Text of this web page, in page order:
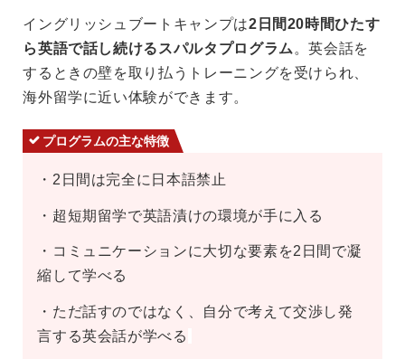
イングリッシュブートキャンプは2日間20時間ひたす
ら英語で話し続けるスパルタプログラム 。英会話を
するときの壁を取り払うトレーニングを受けられ、
海外留学に近い体験ができます。
プログラムの主な特徴
・2日間は完全に日本語禁止
・超短期留学で英語漬けの環境が手に入る
・コミュニケーションに大切な要素を2日間で凝
縮して学べる
・ただ話すのではなく、自分で考えて交渉し発
言する英会話が学べる